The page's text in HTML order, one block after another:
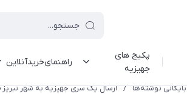
پکیج های
جهیزیه
راهنمای‌خرید‌آنلاین
بایگانی نوشته‌ها / ارسال یک سری جهیزیه به شهر تبریز 98/10/25